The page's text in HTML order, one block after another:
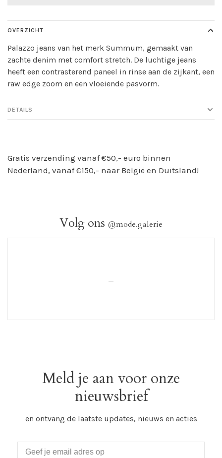
OVERZICHT
Palazzo jeans van het merk Summum, gemaakt van
zachte denim met comfort stretch. De luchtige jeans
heeft een contrasterend paneel in rinse aan de zijkant, een
raw edge zoom en een vloeiende pasvorm.
DETAILS
Gratis verzending vanaf €50,- euro binnen
Nederland, vanaf €150,- naar België en Duitsland!
Volg ons @mode.galerie
Meld je aan voor onze
nieuwsbrief
en ontvang de laatste updates, nieuws en acties